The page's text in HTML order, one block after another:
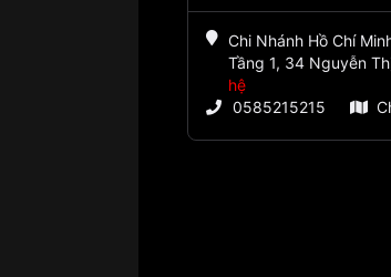
Chi Nhánh Hồ Chí
Tầng 1, 34 Nguyễn
hệ
0585215215